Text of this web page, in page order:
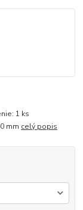
1 ks
mm celý popis